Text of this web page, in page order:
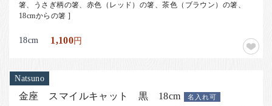
箸、うさぎ柄の箸、赤色（レッド）の箸、茶色（ブラウン）の箸、
18cmからの箸 ]
18cm 1,100円
Natsuno
金座 スマイルキャット 黒 18cm 名入れ可